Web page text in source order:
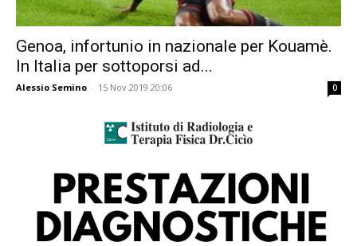
Genoa, infortunio in nazionale per Kouamè.
In Italia per sottoporsi ad...
Alessio Semino - 15 Nov 2019 20:06 0